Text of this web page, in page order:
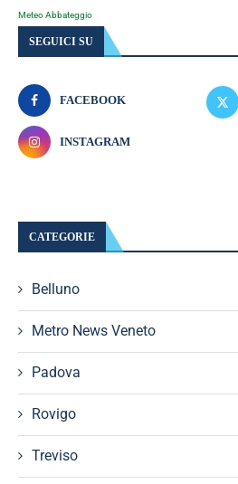
Meteo Abbateggio
SEGUICI SU
FACEBOOK
INSTAGRAM
CATEGORIE
Belluno
Metro News Veneto
Padova
Rovigo
Treviso